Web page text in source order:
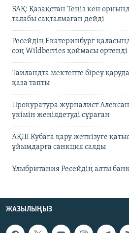
БАҚ: Қазақстан Теңіз кен
талабы сақталмаған дейді
Ресейдің Екатеринбург
соң Wildberries қоймасы өртенді
Таиландта мектепте біреу
қаза тапты
Прокуратура журналист
үкімін жеңілдетуді сұраған
АҚШ Кубаға қару жеткізуге
ұйымдарға санкция салды
Ұлыбритания Ресейдің алты
ЖАЗЫЛЫҢЫЗ